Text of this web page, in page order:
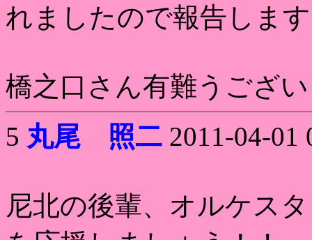
れましたので報告しま
橋之口さん有難うござ
5 丸尾 照二 2011-04-01
尼北の後輩、オルケス